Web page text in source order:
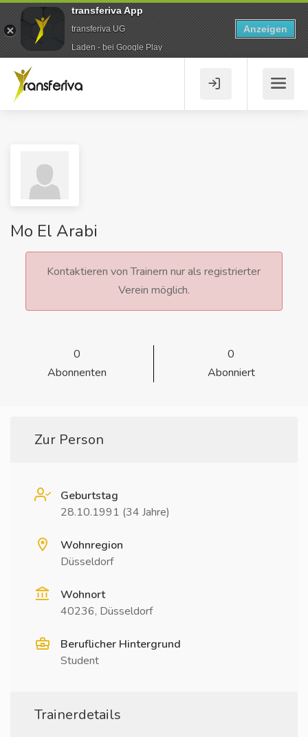
Mo El Arabi
Kontaktieren von Trainern nur als registrierter
Verein möglich.
0
Abonnenten
0
Abonniert
Zur Person
Geburtstag
28.10.1991 (34 Jahre)
Wohnregion
Düsseldorf
Wohnort
40236, Düsseldorf
Beruflicher Hintergrund
Student
Trainerdetails
transferiva App
transferiva UG
Laden - bei Google Play
Anzeigen